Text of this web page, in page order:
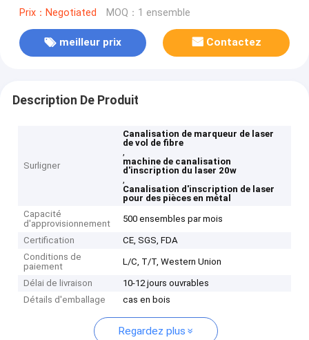
métal
Prix：Negotiated MOQ：1 ensemble
meilleur prix Contactez
Description De Produit
Surligner
Canalisation de marqueur de laser
de vol de fibre
,
machine de canalisation
d'inscription du laser 20w
,
Canalisation d'inscription de laser
pour des pièces en métal
Capacité
d'approvisionnement
500 ensembles par mois
Certification
CE, SGS, FDA
Conditions de
paiement
L/C, T/T, Western Union
Délai de livraison
10-12 jours ouvrables
Détails d'emballage
cas en bois
Regardez plus